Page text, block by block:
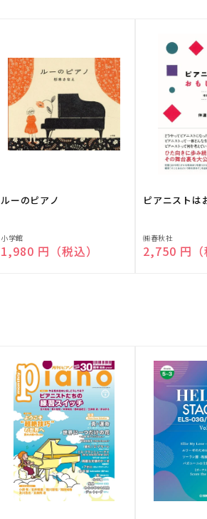
ルーのピアノ
販
売
小学館
通常価格
1,980 円（税込）
ピアニストは
販
売
㈱春秋社
通常価格
2,750 円（